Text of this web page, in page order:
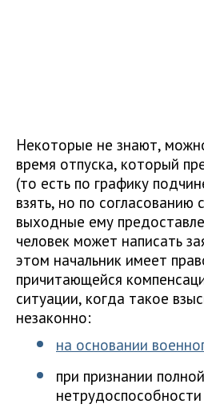
Некоторые не знают,
время отпуска, который
(то есть по графику
взять, но по согласованию
выходные ему
человек может написать
этом начальник имеет
причитающейся
ситуации, когда такое
незаконно:
на основании
при признании полной